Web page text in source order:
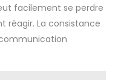
facilement se perdre
réagir. La consistance